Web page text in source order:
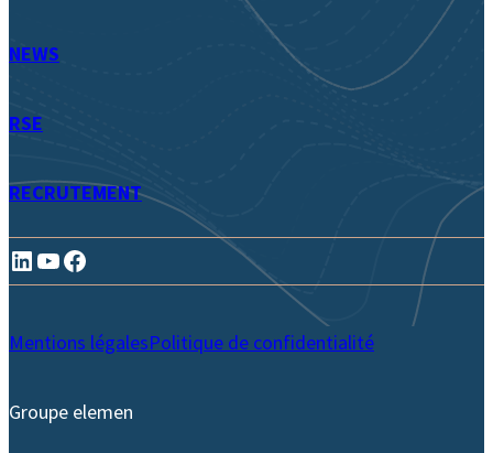
NEWS
RSE
RECRUTEMENT
LinkedIn
YouTube
Facebook
Mentions légalesPolitique de confidentialité
Groupe elemen